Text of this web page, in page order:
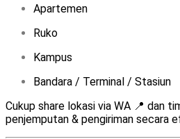
Apartemen
Ruko
Kampus
Bandara / Terminal / Stasiun
Cukup share lokasi via WA 📍 dan
penjemputan & pengiriman secara